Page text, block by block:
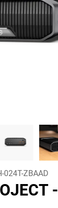
024T-ZBAAD